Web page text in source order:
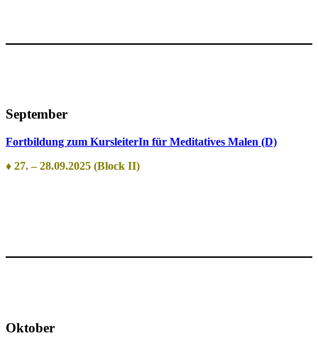
September
Fortbildung zum KursleiterIn für Meditatives Malen (D)
♦ 27. – 28.09.2025 (Block II)
Oktober